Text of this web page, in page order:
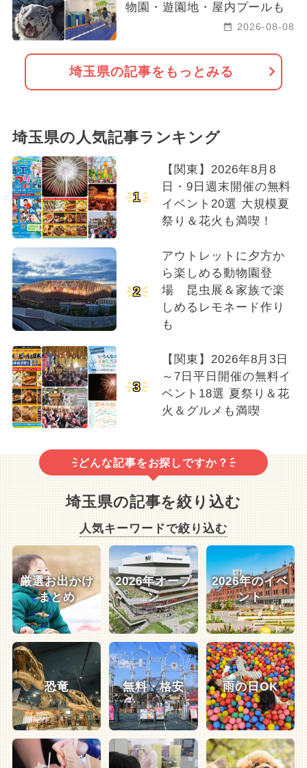
物園・遊園地・屋内プールも
2026-08-08
埼玉県の記事をもっとみる
埼玉県の人気記事ランキング
1
【関東】2026年8月8
日・9日週末開催の無料
イベント20選 大規模夏
祭り＆花火も満喫！
2
アウトレットに夕方か
ら楽しめる動物園登
場 昆虫展＆家族で楽
しめるレモネード作り
も
3
【関東】2026年8月3日
～7日平日開催の無料イ
ベント18選 夏祭り＆花
火＆グルメも満喫
どんな記事をお探しですか？
埼玉県の記事を絞り込む
人気キーワードで絞り込む
厳選お出かけ
まとめ
2026年オープ
ン
2026年のイベ
ント
恐竜 無料・格安 雨の日OK